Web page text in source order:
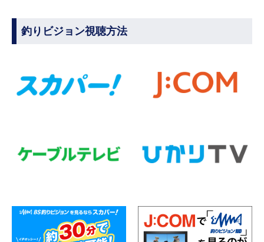
釣りビジョン視聴方法